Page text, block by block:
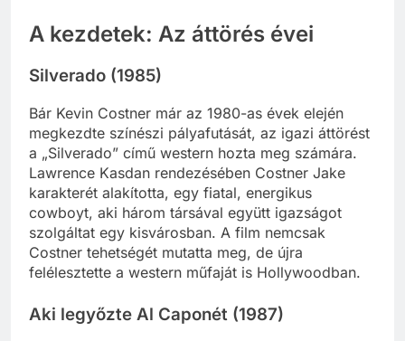
A kezdetek: Az áttörés évei
Silverado (1985)
Bár Kevin Costner már az 1980-as évek elején
megkezdte színészi pályafutását, az igazi áttörést
a „Silverado” című western hozta meg számára.
Lawrence Kasdan rendezésében Costner Jake
karakterét alakította, egy fiatal, energikus
cowboyt, aki három társával együtt igazságot
szolgáltat egy kisvárosban. A film nemcsak
Costner tehetségét mutatta meg, de újra
felélesztette a western műfaját is Hollywoodban.
Aki legyőzte Al Caponét (1987)